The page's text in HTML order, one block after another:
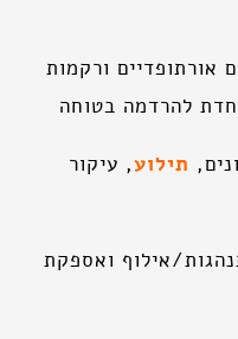
אורתופדיים ורקמות
להרדמה בטוחה
תילוע, עיקור
אילוף ואספקת